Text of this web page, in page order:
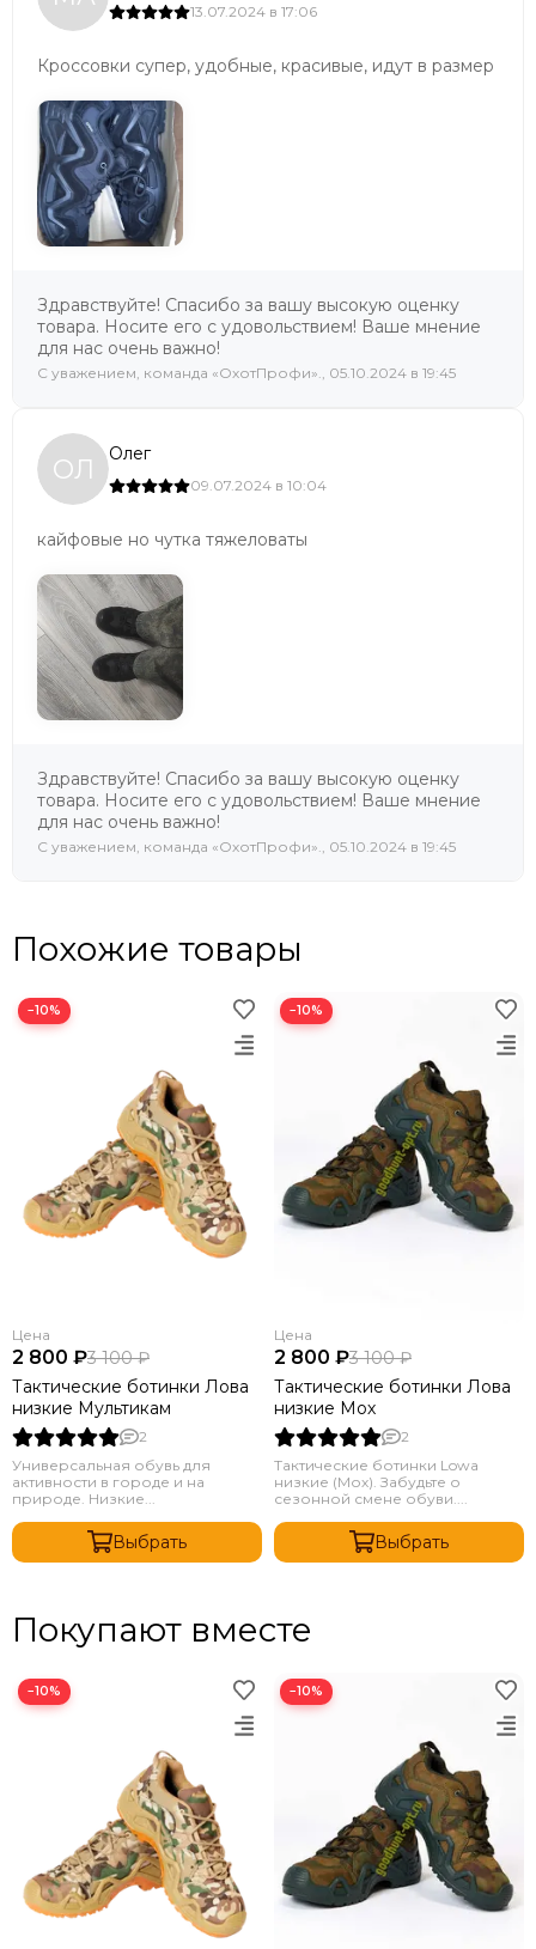
13.07.2024 в 17:06
Кроссовки супер, удобные, красивые, идут в размер
Здравствуйте! Спасибо за вашу высокую оценку
товара. Носите его с удовольствием! Ваше мнение
для нас очень важно!
C уважением, команда «ОхотПрофи»., 05.10.2024 в 19:45
ОЛ Олег
09.07.2024 в 10:04
кайфовые но чутка тяжеловаты
Здравствуйте! Спасибо за вашу высокую оценку
товара. Носите его с удовольствием! Ваше мнение
для нас очень важно!
C уважением, команда «ОхотПрофи»., 05.10.2024 в 19:45
Похожие товары
−10%
Цена
2 800 ₽3 100 ₽
Тактические ботинки Лова
низкие Мультикам
2
Универсальная обувь для
активности в городе и на
природе. Низкие...
Выбрать
−10%
Цена
2 800 ₽3 100 ₽
Тактические ботинки Лова
низкие Мох
2
Тактические ботинки Lowa
низкие (Мох). Забудьте о
сезонной смене обуви....
Выбрать
Покупают вместе
−10% −10%